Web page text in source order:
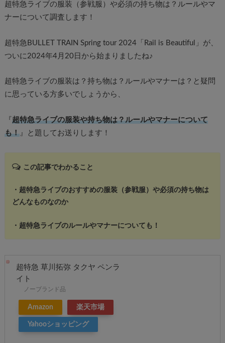
超特急ライブの服装（参戦服）や必須の持ち物は？ルールやマ
ナーについて調査します！
超特急BULLET TRAIN Spring tour 2024「Rail is Beautiful」が、
ついに2024年4月20日から始まりましたね♪
超特急ライブの服装は？持ち物は？ルールやマナーは？と疑問
に思っている方多いでしょうから、
『 超特急ライブの服装や持ち物は？ルールやマナーについて
も！』と題してお送りします！
この記事でわかること
・超特急ライブのおすすめの服装（参戦服）や必須の持ち物は
どんなものなのか
・超特急ライブのルールやマナーについても！
超特急 草川拓弥 タクヤ ペンラ
イト
ノーブランド品
Amazon 楽天市場
Yahooショッピング